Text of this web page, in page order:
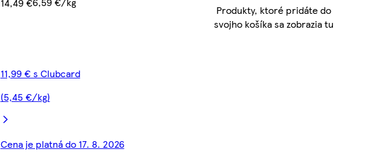
14,49 €
11,99 € s Clubcard
(5,45 €/kg)
Cena je platná do 17. 8. 2026
Produkty, ktoré pridáte do
svojho košíka sa zobrazia tu